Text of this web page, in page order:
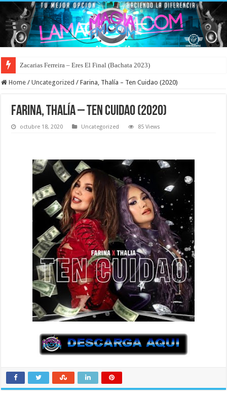
Zacarias Ferreira – Eres El Final (Bachata 2023)
Home / Uncategorized / Farina, Thalía – Ten Cuidao (2020)
Farina, Thalía – Ten Cuidao (2020)
octubre 18, 2020 Uncategorized 85 Views